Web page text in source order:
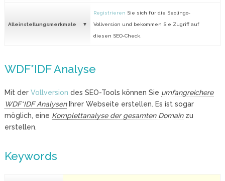
Alleinstellungsmerkmale
Registrieren Sie sich für die Seolingo-
Vollversion und bekommen Sie Zugriff auf
diesen SEO-Check.
WDF*IDF Analyse
Mit der Vollversion des SEO-Tools können Sie umfangreichere
WDF*IDF AnalysenIhrer Webseite erstellen. Es ist sogar
möglich, eine Komplettanalyse der gesamten Domainzu
erstellen.
Keywords